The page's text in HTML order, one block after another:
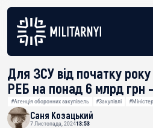
Для ЗСУ від початку
РЕБ на понад 6 млрд грн
#Агенція оборонних закупівель #Закупівлі
Саня Козацький
7 Листопада, 202413:53